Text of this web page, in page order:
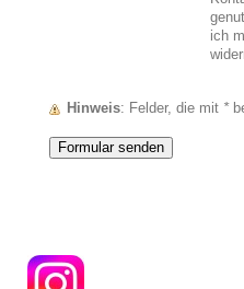
ich
Hinweis : Felder, die mit *